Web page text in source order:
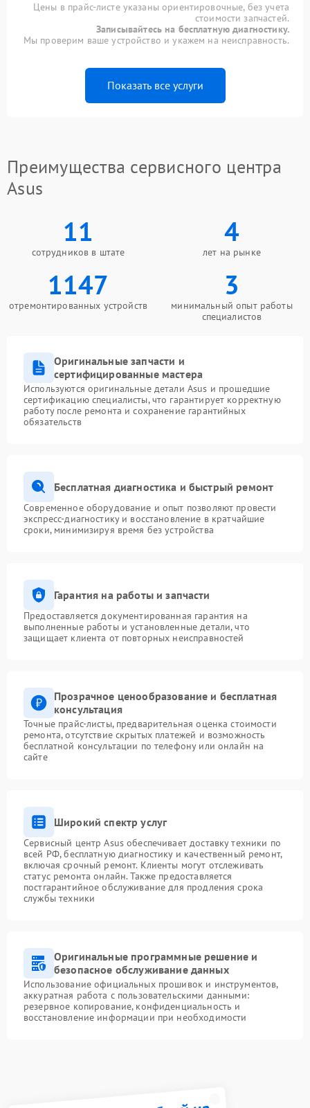
Цены в прайс-листе указаны ориентировочные, без учета
стоимости запчастей.
Записывайтесь на бесплатную диагностику.
Мы проверим ваше устройство и укажем на неисправность.
Показать все услуги
Преимущества сервисного центра
Asus
11
сотрудников в штате
4
лет на рынке
1147
отремонтированных устройств
3
минимальный опыт работы
специалистов
Оригинальные запчасти и
сертифицированные мастера
Используются оригинальные детали Asus и прошедшие
сертификацию специалисты, что гарантирует корректную
работу после ремонта и сохранение гарантийных
обязательств
Бесплатная диагностика и быстрый ремонт
Современное оборудование и опыт позволяют провести
экспресс-диагностику и восстановление в кратчайшие
сроки, минимизируя время без устройства
Гарантия на работы и запчасти
Предоставляется документированная гарантия на
выполненные работы и установленные детали, что
защищает клиента от повторных неисправностей
Прозрачное ценообразование и бесплатная
консультация
Точные прайс-листы, предварительная оценка стоимости
ремонта, отсутствие скрытых платежей и возможность
бесплатной консультации по телефону или онлайн на
сайте
Широкий спектр услуг
Сервисный центр Asus обеспечивает доставку техники по
всей РФ, бесплатную диагностику и качественный ремонт,
включая срочный ремонт. Клиенты могут отслеживать
статус ремонта онлайн. Также предоставляется
постгарантийное обслуживание для продления срока
службы техники
Оригинальные программные решение и
безопасное обслуживание данных
Использование официальных прошивок и инструментов,
аккуратная работа с пользовательскими данными:
резервное копирование, конфиденциальность и
восстановление информации при необходимости